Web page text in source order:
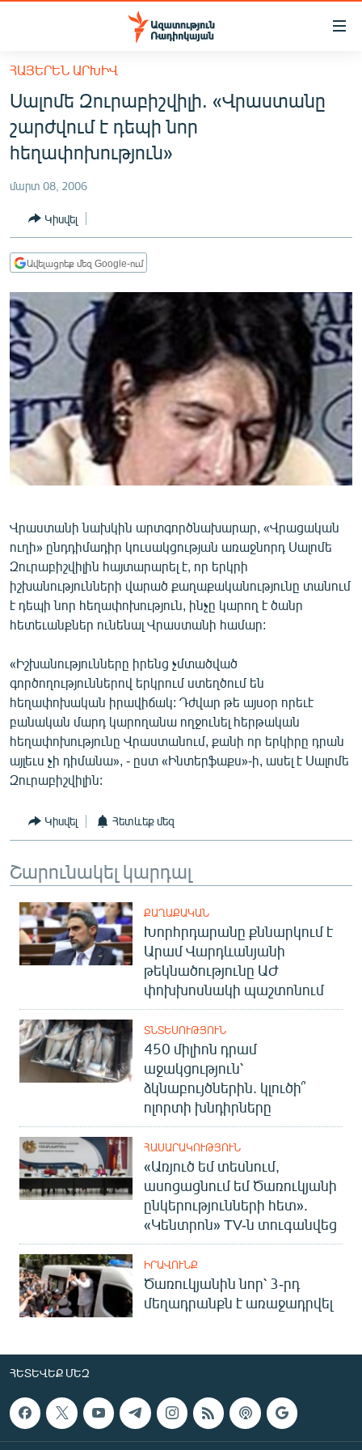
Մատչելիության
հիմնական
բովանդակությանը
հիմնական
մենյուին
ՀԱՅԱՍՏԱՆ
ՔԱՂԱՔԱԿԱՆ
ՀԱՍԱՐԱԿՈՒԹՅՈՒՆ
ՏՆՏԵՍՈՒԹՅՈՒՆ
ՂԱՐԱԲԱՂ
ՊԱՏԵՐԱԶՄԻ 6 ՇԱԲԱԹՆԵՐԸ
ՏԱՐԱԾԱՇՐՋԱՆ
ՄԻՋԱԶԳԱՅԻՆ
ՄՇԱԿՈՒՅԹ
ՍՊՈՐՏ
ՄԵԿՆԱԲԱՆՈՒԹՅՈՒՆ
ԿՈՐՈՆԱՎԻՐՈՒՍ
ԱՐԽԻՎ
ՏԵՍԱՆՅՈՒԹԵՐ
ԲԱՆԱՎԵՃ
ՓՈԴՔԱՍԹ
Հայերեն
English
Русский
ՀԵՏԵՎԵՔ ՄԵԶ
«Ազատության» բոլոր կայքերը
ՀԱՅԵՐԵՆ ԱՐԽԻՎ
Սալոմե Զուրաբիշվիլի. «Վրաստանը
շարժվում է դեպի նոր
հեղափոխություն»
մարտ 08, 2006
Կիսվել
Ավելացրեք մեզ Google-ում
Վրաստանի նախկին արտգործնախարար, «Վրացական
ուղի» ընդդիմադիր կուսակցության առաջնորդ Սալոմե
Զուրաբիշվիլին հայտարարել է, որ երկրի
իշխանությունների վարած քաղաքականությունը տանում
է դեպի նոր հեղափոխություն, ինչը կարող է ծանր
հետեւանքներ ունենալ Վրաստանի համար:
«Իշխանությունները իրենց չմտածված
գործողություններով երկրում ստեղծում են
հեղափոխական իրավիճակ: Դժվար թե այսօր որեւէ
բանական մարդ կարողանա ողջունել հերթական
հեղափոխությունը Վրաստանում, քանի որ երկիրը դրան
այլեւս չի դիմանա», - ըստ «Ինտերֆաքս»-ի, ասել է Սալոմե
Զուրաբիշվիլին:
Կիսվել Հետևեք մեզ
Շարունակել կարդալ
ՔԱՂԱՔԱԿԱՆ
Խորհրդարանը քննարկում է
Արամ Վարդևանյանի
թեկնածությունը ԱԺ
փոխխոսնակի պաշտոնում
ՏՆՏԵՍՈՒԹՅՈՒՆ
450 միլիոն դրամ
աջակցություն՝
ձկնաբույծներին. կլուծի՞
ոլորտի խնդիրները
ՀԱՍԱՐԱԿՈՒԹՅՈՒՆ
«Առյուծ եմ տեսնում,
ասոցացնում եմ Ծառուկյանի
ընկերությունների հետ».
«Կենտրոն» TV-ն տուգանվեց
ԻՐԱՎՈՒՆՔ
Ծառուկյանին նոր՝ 3-րդ
մեղադրանքն է առաջադրվել
ՀԵՏԵՎԵՔ ՄԵԶ